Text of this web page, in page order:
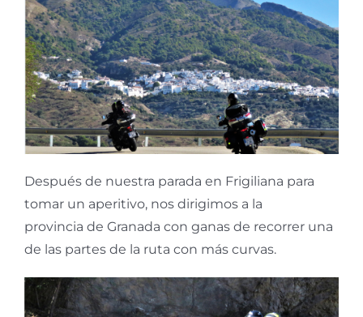
Después de nuestra parada en Frigiliana para
tomar un aperitivo, nos dirigimos a la
provincia de Granada con ganas de recorrer una
de las partes de la ruta con más curvas.